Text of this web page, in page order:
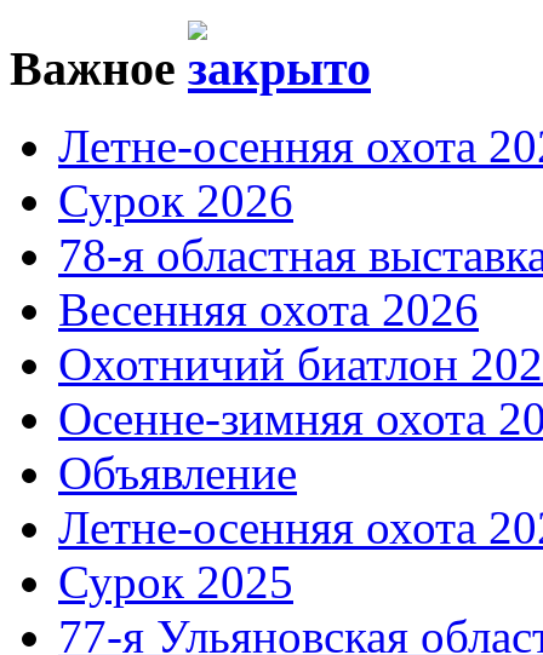
Важное
Летне-осенняя охота
Сурок 2026
78-я областная
Весенняя охота 2026
Охотничий биатлон
Осенне-зимняя охота
Объявление
Летне-осенняя охота
Сурок 2025
77-я Ульяновская